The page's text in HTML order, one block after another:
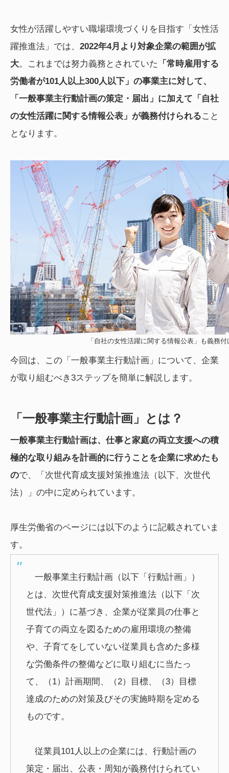
女性が活躍しやすい職場環境づくりを目指す「女性活
躍推進法」では、 2022年4月より対象企業の範囲が拡
大。これまでは努力義務とされていた
「常時雇用する
労働者が101人以上300人以下」の事業主に対して、
「一般事業主行動計画の策定・届出」に加えて「自社
の女性活躍に関する情報公表」が義務付けられること
となります。
「自社の女性活躍に関する情報公表」も義務付
今回は、この「一般事業主行動計画」について、企業
が取り組むべき3ステップを簡単に解説します。
「一般事業主行動計画」とは？
一般事業主行動計画は、仕事と家庭の両立支援への積
極的な取り組みを計画的に行うことを企業に求めたも
ので、「次世代育成支援対策推進法（以下、次世代
法）」の中に定められています。
厚生労働省のページには以下のように記載されていま
す。
一般事業主行動計画（以下「行動計画」）
とは、次世代育成支援対策推進法（以下「次
世代法」）に基づき、企業が従業員の仕事と
子育ての両立を図るための雇用環境の整備
や、子育てをしていない従業員も含めた多様
な労働条件の整備などに取り組むに当たっ
て、（1）計画期間、（2）目標、（3）目標
達成のための対策及びその実施時期を定める
ものです。
従業員101人以上の企業には、行動計画の
策定・届出、公表・周知が義務付けられてい